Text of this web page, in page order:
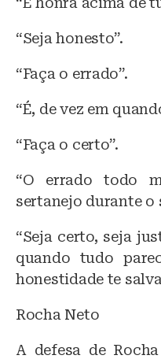
“Seja honesto”.
“Faça o errado”.
“É, de vez em
“Faça o certo”.
“O errado todo
sertanejo durante o
“Seja certo, seja
quando tudo
honestidade te
Rocha Neto
A defesa de